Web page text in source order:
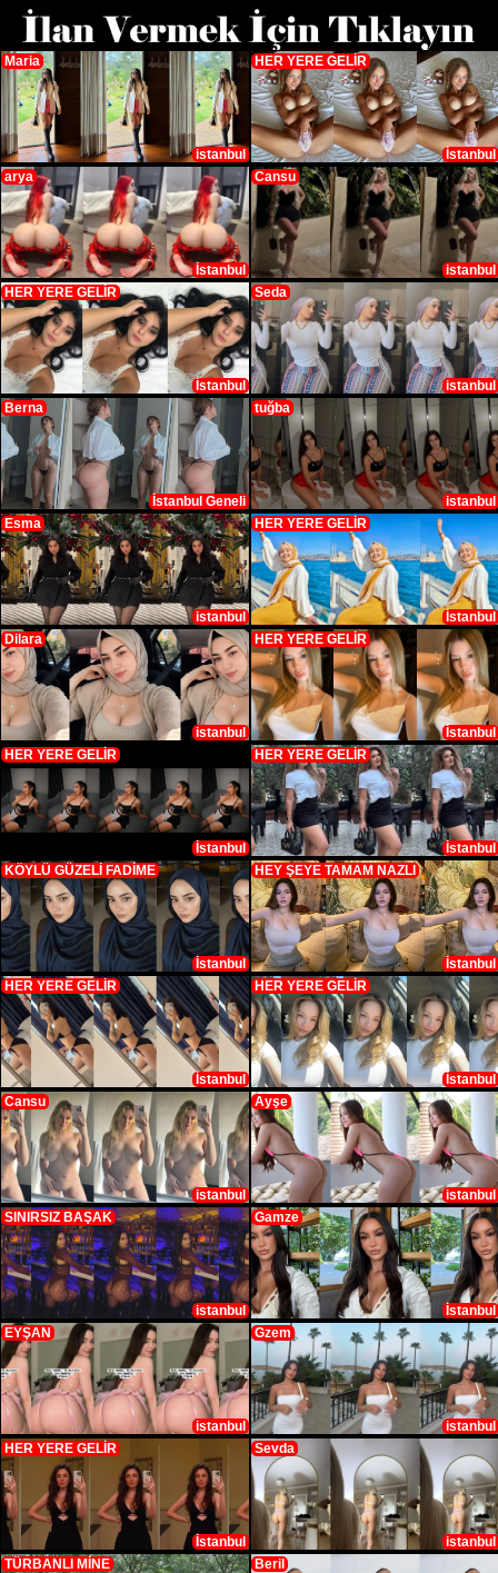
Maria
istanbul
HER YERE GELİR
İstanbul
arya
İstanbul
Cansu
istanbul
HER YERE GELİR
İstanbul
Seda
istanbul
Berna
İstanbul Geneli
tuğba
istanbul
Esma
istanbul
HER YERE GELİR
İstanbul
Dilara
istanbul
HER YERE GELİR
İstanbul
HER YERE GELİR
İstanbul
HER YERE GELİR
İstanbul
KÖYLÜ GÜZELİ FADİME
İstanbul
HEY ŞEYE TAMAM NAZLI
İstanbul
HER YERE GELİR
İstanbul
HER YERE GELİR
İstanbul
Cansu
istanbul
Ayşe
istanbul
SINIRSIZ BAŞAK
istanbul
Gamze
İstanbul
EYŞAN
istanbul
Gzem
istanbul
HER YERE GELİR
İstanbul
Sevda
istanbul
TÜRBANLI MİNE
Beril